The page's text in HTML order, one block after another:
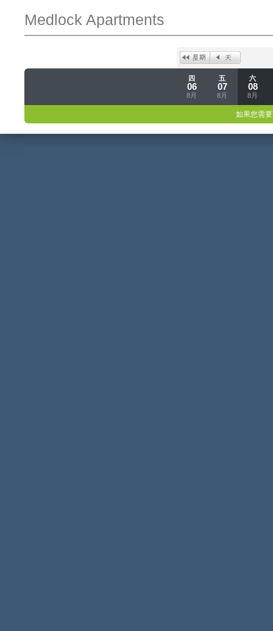
Medlock Apartments
四
06
8月
五
07
8月
六
08
8月
如果您需